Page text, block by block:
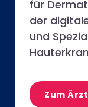
für
der
und
Zum